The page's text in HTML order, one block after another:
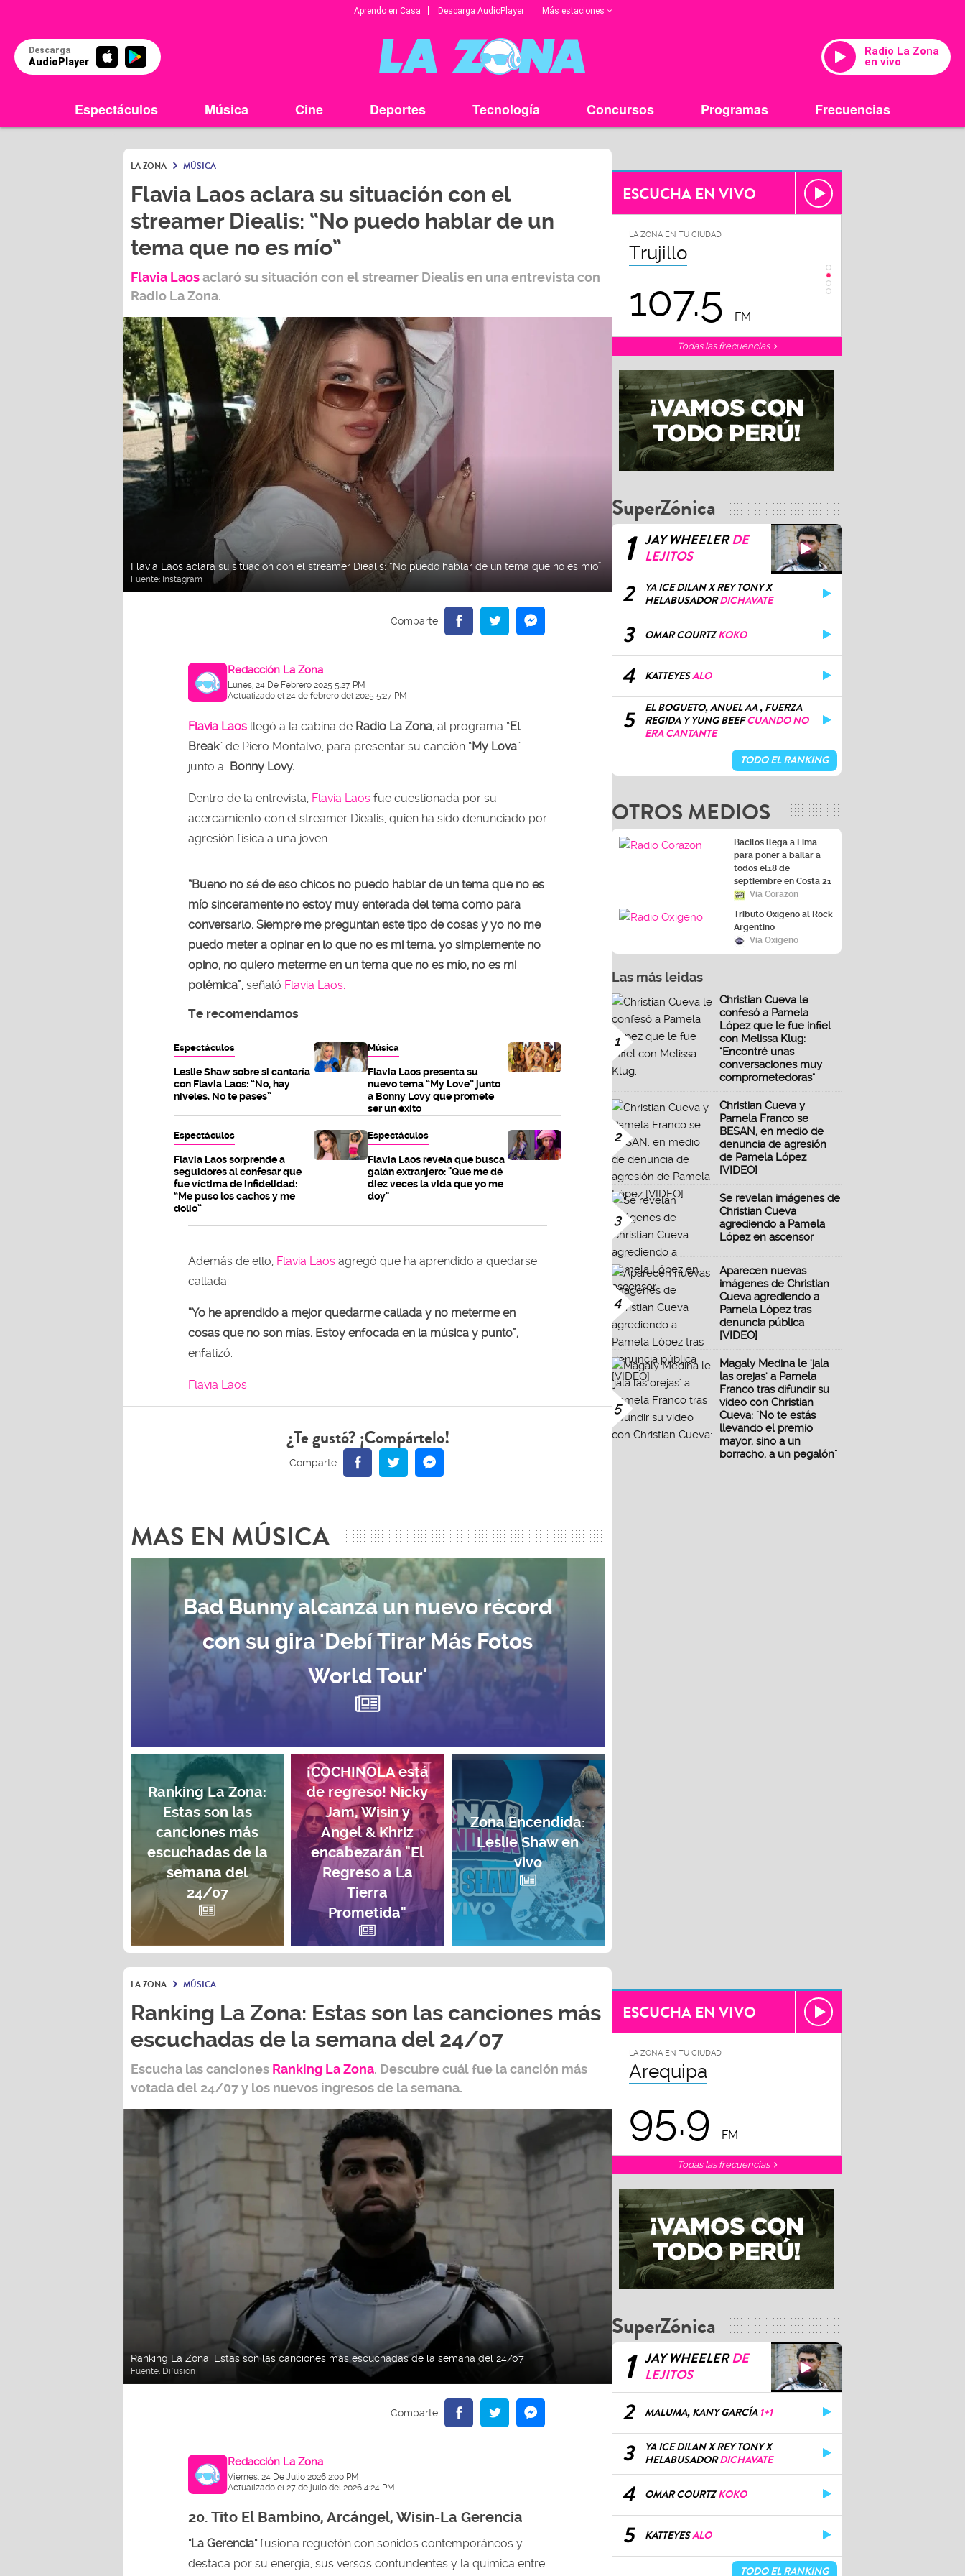
Aprendo en Casa Descarga AudioPlayer Más estaciones
Descarga
AudioPlayer
Radio La Zona
en vivo
Espectáculos Música Cine Deportes Tecnología Concursos Programas Frecuencias
LA ZONA MÚSICA
Flavia Laos aclara su situación con el
streamer Diealis: “No puedo hablar de un
tema que no es mío”
Flavia Laosaclaró su situación con el streamer Diealis en una entrevista con
Radio La Zona.
Flavia Laos aclara su situación con el streamer Diealis: “No puedo hablar de un tema que no es mío”
Fuente: Instagram
Redacción La Zona
Lunes, 24 De Febrero 2025 5:27 PM
Actualizado el 24 de febrero del 2025 5:27 PM
Flavia Laos llegó a la cabina de Radio La Zona, al programa “El
Break” de Piero Montalvo, para presentar su canción “My Lova”
junto a Bonny Lovy.
Dentro de la entrevista, Flavia Laos fue cuestionada por su
acercamiento con el streamer Diealis, quien ha sido denunciado por
agresión física a una joven.
“Bueno no sé de eso chicos no puedo hablar de un tema que no es
mío sinceramente no estoy muy enterada del tema como para
conversarlo. Siempre me preguntan este tipo de cosas y yo no me
puedo meter a opinar en lo que no es mi tema, yo simplemente no
opino, no quiero meterme en un tema que no es mío, no es mi
polémica”, señaló Flavia Laos.
Te recomendamos
Espectáculos
Leslie Shaw sobre si cantaría
con Flavia Laos: “No, hay
niveles. No te pases”
Música
Flavia Laos presenta su
nuevo tema “My Love” junto
a Bonny Lovy que promete
ser un éxito
Espectáculos
Flavia Laos sorprende a
seguidores al confesar que
fue víctima de infidelidad:
“Me puso los cachos y me
dolió”
Espectáculos
Flavia Laos revela que busca
galán extranjero: "Que me dé
diez veces la vida que yo me
doy"
Además de ello, Flavia Laos agregó que ha aprendido a quedarse
callada:
“Yo he aprendido a mejor quedarme callada y no meterme en
cosas que no son mías. Estoy enfocada en la música y punto”,
enfatizó.
Flavia Laos
¿Te gustó? ¡Compártelo!
MAS EN MÚSICA
Bad Bunny alcanza un nuevo récord
con su gira 'Debí Tirar Más Fotos
World Tour'
Ranking La Zona:
Estas son las
canciones más
escuchadas de la
semana del
24/07
¡COCHINOLA está
de regreso! Nicky
Jam, Wisin y
Angel & Khriz
encabezarán "El
Regreso a La
Tierra
Prometida"
Zona Encendida:
Leslie Shaw en
vivo
ESCUCHA EN VIVO
FM
LA ZONA EN TU CIUDAD
Trujillo
107.5 FM 102.3
Todas las frecuencias
SuperZónica
1 JAY WHEELERDE
LEJITOS
2
YA ICE DILAN X REY TONY X
HELABUSADORDICHAVATE
3 OMAR COURTZKOKO
4 KATTEYESALO
5
EL BOGUETO, ANUEL AA , FUERZA
REGIDA Y YUNG BEEFCUANDO NO
ERA CANTANTE
TODO EL RANKING
OTROS MEDIOS
Bacilos llega a Lima
para poner a bailar a
todos el18 de
septiembre en Costa 21
Vía Corazón
Tributo Oxígeno al Rock
Argentino
Vía Oxígeno
Las más leidas
1
Christian Cueva le
confesó a Pamela
López que le fue infiel
con Melissa Klug:
"Encontré unas
conversaciones muy
comprometedoras"
2
Christian Cueva y
Pamela Franco se
BESAN, en medio de
denuncia de agresión
de Pamela López
[VIDEO]
3
Se revelan imágenes de
Christian Cueva
agrediendo a Pamela
López en ascensor
4
Aparecen nuevas
imágenes de Christian
Cueva agrediendo a
Pamela López tras
denuncia pública
[VIDEO]
5
Magaly Medina le 'jala
las orejas' a Pamela
Franco tras difundir su
video con Christian
Cueva: "No te estás
llevando el premio
mayor, sino a un
borracho, a un pegalón"
LA ZONA MÚSICA
Ranking La Zona: Estas son las canciones más
escuchadas de la semana del 24/07
Escucha las canciones Ranking La Zona. Descubre cuál fue la canción más
votada del 24/07y los nuevos ingresos de la semana.
Ranking La Zona: Estas son las canciones más escuchadas de la semana del 24/07
Fuente: Difusión
Redacción La Zona
Viernes, 24 De Julio 2026 2:00 PM
Actualizado el 27 de julio del 2026 4:24 PM
20. Tito El Bambino, Arcángel, Wisin-La Gerencia
"La Gerencia"fusiona reguetón con sonidos contemporáneos y
destaca por su energía, sus versos contundentes y la química entre
ESCUCHA EN VIVO
LA ZONA EN TU CIUDAD
Arequipa
95.9 FM
Todas las frecuencias
SuperZónica
1 JAY WHEELERDE
LEJITOS
2 MALUMA, KANY GARCÍA 1+1
3
YA ICE DILAN X REY TONY X
HELABUSADORDICHAVATE
4 OMAR COURTZKOKO
5 KATTEYESALO
TODO EL RANKING